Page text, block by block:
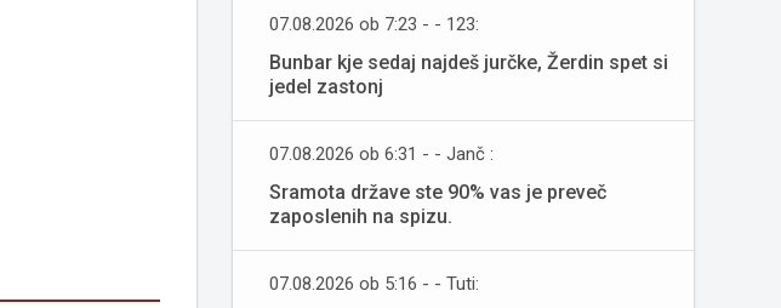
07.08.2026 ob 7:23 - - 123:
Bunbar kje sedaj najdeš jurčke, Žerdin spet si
jedel zastonj
07.08.2026 ob 6:31 - - Janč :
Sramota države ste 90% vas je preveč
zaposlenih na spizu.
07.08.2026 ob 5:16 - - Tuti: